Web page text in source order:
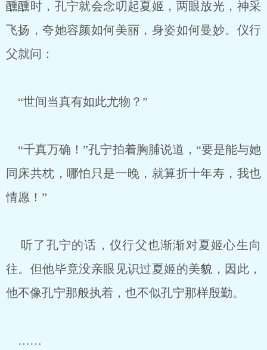
醺醺时，孔宁就会念叨起夏姬，两眼放光，神采
飞扬，夸她容颜如何美丽，身姿如何曼妙。仪行
父就问：
“世间当真有如此尤物？”
“千真万确！”孔宁拍着胸脯说道，“要是能与她
同床共枕，哪怕只是一晚，就算折十年寿，我也
情愿！”
听了孔宁的话，仪行父也渐渐对夏姬心生向
往。但他毕竟没亲眼见识过夏姬的美貌，因此，
他不像孔宁那般执着，也不似孔宁那样殷勤。
……